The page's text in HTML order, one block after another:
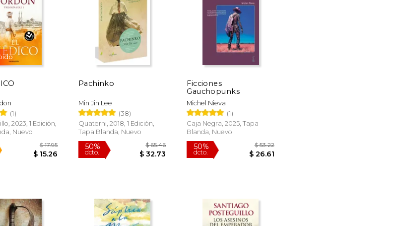
$ 65.41
$ 20.07
$ 17.06
(1)
2023, 1 Edición,
Nuevo
Pachinko
Min Jin Lee
(38)
Quaterni, 2018, 1 Edición,
Tapa Blanda, Nuevo
Ficciones
Gauchopunks
Michel Nieva
(1)
Caja Negra, 2025, Tapa
Blanda, Nuevo